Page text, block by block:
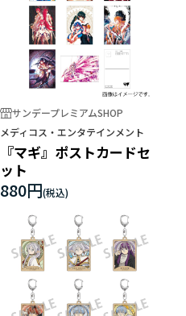
サンデープレミアムSHOP
メディコス・エンタテインメント
『マギ』ポストカードセ
ット
880円